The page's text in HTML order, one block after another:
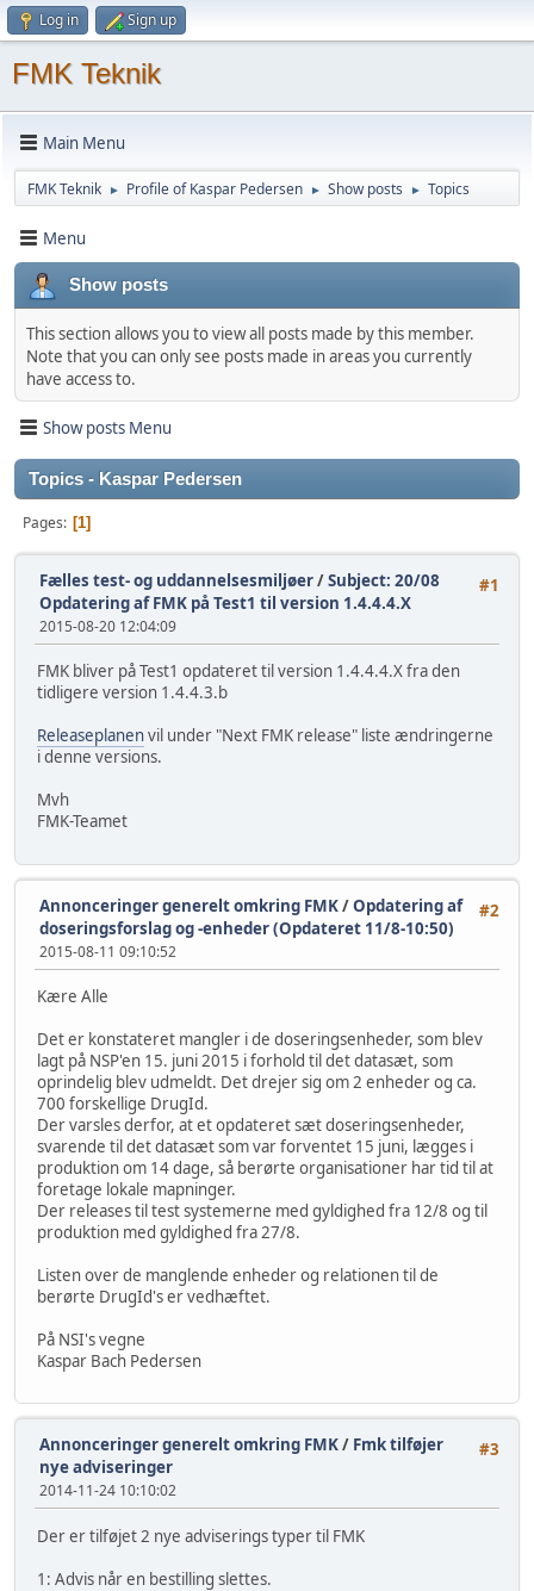
Log in Sign up
FMK Teknik
Main Menu
FMK Teknik ► Profile of Kaspar Pedersen ► Show posts ► Topics
Menu
Show posts
This section allows you to view all posts made by this member.
Note that you can only see posts made in areas you currently
have access to.
Show posts Menu
Topics - Kaspar Pedersen
Pages 1
#1
Fælles test- og uddannelsesmiljøer/Subject: 20/08
Opdatering af FMK på Test1 til version 1.4.4.4.X
2015-08-20 12:04:09
FMK bliver på Test1 opdateret til version 1.4.4.4.X fra den
tidligere version 1.4.4.3.b
Releaseplanenvil under "Next FMK release" liste ændringerne
i denne versions.
Mvh
FMK-Teamet
#2
Annonceringer generelt omkring FMK/Opdatering af
doseringsforslag og -enheder (Opdateret 11/8-10:50)
2015-08-11 09:10:52
Kære Alle
Det er konstateret mangler i de doseringsenheder, som blev
lagt på NSP'en 15. juni 2015 i forhold til det datasæt, som
oprindelig blev udmeldt. Det drejer sig om 2 enheder og ca.
700 forskellige DrugId.
Der varsles derfor, at et opdateret sæt doseringsenheder,
svarende til det datasæt som var forventet 15 juni, lægges i
produktion om 14 dage, så berørte organisationer har tid til at
foretage lokale mapninger.
Der releases til test systemerne med gyldighed fra 12/8 og til
produktion med gyldighed fra 27/8.
Listen over de manglende enheder og relationen til de
berørte DrugId's er vedhæftet.
På NSI's vegne
Kaspar Bach Pedersen
#3
Annonceringer generelt omkring FMK/ Fmk tilføjer
nye adviseringer
2014-11-24 10:10:02
Der er tilføjet 2 nye adviserings typer til FMK
1: Advis når en bestilling slettes.